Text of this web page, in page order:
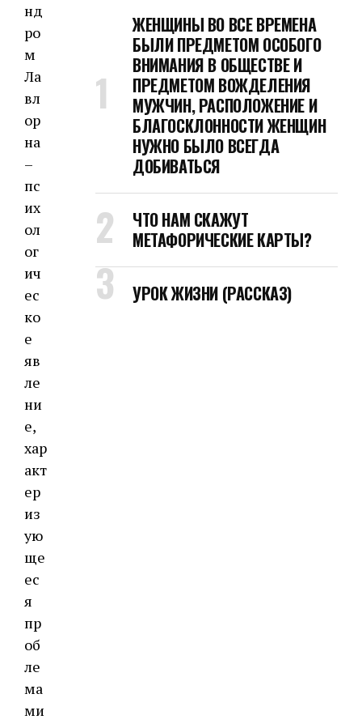
нд
ро
м
Ла
вл
ор
на
–
пс
их
ол
ог
ич
ес
ко
е
яв
ле
ни
е,
хар
акт
ер
из
ую
ще
ес
я
пр
об
ле
ма
ми
ЖЕНЩИНЫ ВО ВСЕ ВРЕМЕНА
БЫЛИ ПРЕДМЕТОМ ОСОБОГО
ВНИМАНИЯ В ОБЩЕСТВЕ И
ПРЕДМЕТОМ ВОЖДЕЛЕНИЯ
МУЖЧИН, РАСПОЛОЖЕНИЕ И
БЛАГОСКЛОННОСТИ ЖЕНЩИН
НУЖНО БЫЛО ВСЕГДА
ДОБИВАТЬСЯ
ЧТО НАМ СКАЖУТ
МЕТАФОРИЧЕСКИЕ КАРТЫ?
УРОК ЖИЗНИ (РАССКАЗ)